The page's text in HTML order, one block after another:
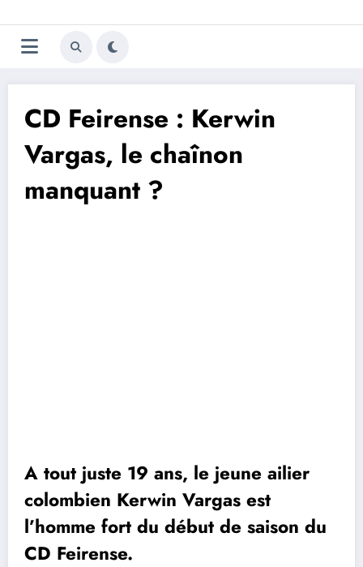
au
contenu
Trivela
L'actualité du football
CD Feirense : Kerwin
Vargas, le chaînon
manquant ?
A tout juste 19 ans, le jeune ailier
colombien Kerwin Vargas est
l’homme fort du début de saison du
CD Feirense.